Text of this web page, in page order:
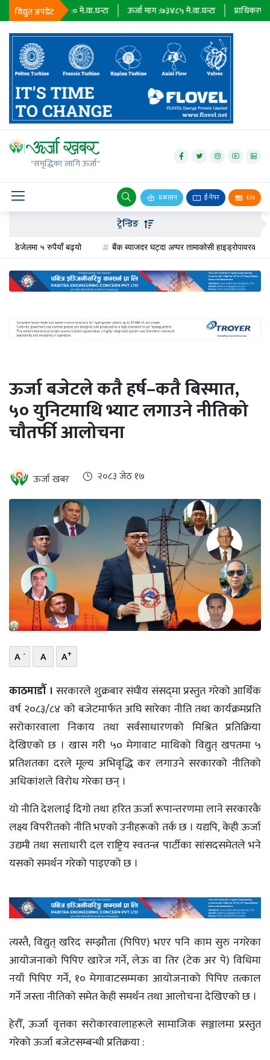
विद्युत अपडेट
मे.वा.घन्टा ऊर्जा माग :७३४८५ मे.वा.घन्टा प्राधिकरण :०मे.वा.
"समृद्धिका लागि ऊर्जा"
प्रकाशन ई-पेपर EN
जलविद्युत्
सोलार
वायु
बायोग्यास
पेट्रोलियम
अन्तर्राष्ट्रिय
ऊर्जा
दक्षता
खबर
हरित
हाइड्रोजन
सम्पादकीय
बैंक
पर्यटन
भिडियो
छापा
खोज
ऊर्जा
विशेष
ट्रेन्डिङ
रुपैयाँ बढ्यो बैंक ब्याजदर घट्दा अप्पर तामाकोसी हाइड्रोपावरको वार्षिक ७५
ऊर्जा बजेटले कतै हर्ष–कतै बिस्मात,
५० युनिटमाथि भ्याट लगाउने नीतिको
चाैतर्फी आलोचना
ऊर्जा खबर २०८३ जेठ १७
A - A A+
काठमाडौँ । सरकारले शुक्रबार संघीय संसद्‌मा प्रस्तुत गरेको आर्थिक
वर्ष २०८३/८४ को बजेटमार्फत अघि सारेका नीति तथा कार्यक्रमप्रति
सरोकारवाला निकाय तथा सर्वसाधारणको मिश्रित प्रतिक्रिया
देखिएको छ । खास गरी ५० मेगावाट माथिको विद्युत् खपतमा ५
प्रतिशतका दरले मूल्य अभिवृद्धि कर लगाउने सरकारको नीतिको
अधिकांशले विरोध गरेका छन् ।
यो नीति देशलाई दिगो तथा हरित ऊर्जा रूपान्तरणमा लाने सरकारकै
लक्ष्य विपरीतको नीति भएको उनीहरूको तर्क छ । यद्यपि, केही ऊर्जा
उद्यमी तथा सत्ताधारी दल राष्ट्रिय स्वतन्त्र पार्टीका सांसदसमेतले भने
यसको समर्थन गरेको पाइएको छ ।
त्यस्तै, विद्युत् खरिद सम्झौता (पिपिए) भएर पनि काम सुरु नगरेका
आयोजनाको पिपिए खारेज गर्ने, लेऊ वा तिर (टेक अर पे) विधिमा
नयाँ पिपिए गर्ने, १० मेगावाटसम्मका आयोजनाको पिपिए तत्काल
गर्ने जस्ता नीतिको समेत केही समर्थन तथा आलोचना देखिएको छ ।
हेरौँ, ऊर्जा वृत्तका सरोकारवालाहरूले सामाजिक सञ्जालमा प्रस्तुत
गरेको ऊर्जा बजेटसम्बन्धी प्रतिक्रया :